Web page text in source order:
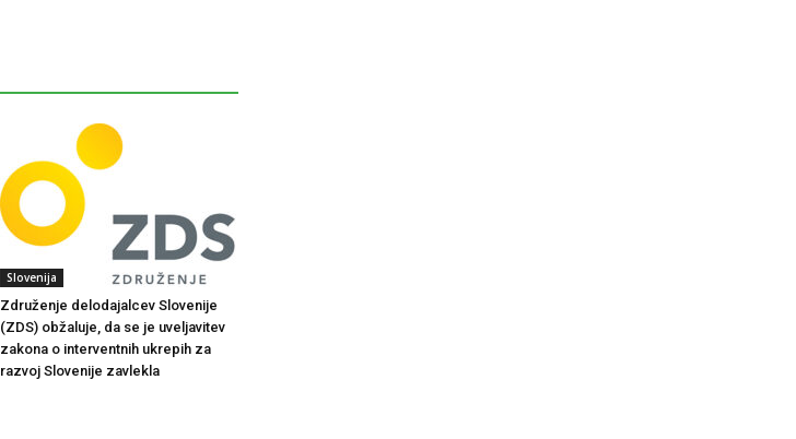
Slovenija
Združenje delodajalcev Slovenije
(ZDS) obžaluje, da se je uveljavitev
zakona o interventnih ukrepih za
razvoj Slovenije zavlekla